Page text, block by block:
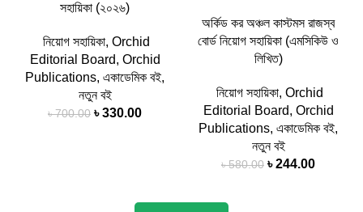
সহায়িকা (২০২৬)
নিয়োগ সহায়িকা, Orchid
Editorial Board, Orchid
Publications, একাডেমিক বই,
নতুন বই
৳700.00 ৳330.00
অর্কিড কর অঞ্চল কাস্টমস রাজস্ব
বোর্ড নিয়োগ সহায়িকা (এমসিকিউ ও
লিখিত)
নিয়োগ সহায়িকা, Orchid
Editorial Board, Orchid
Publications, একাডেমিক বই,
নতুন বই
৳580.00 ৳244.00